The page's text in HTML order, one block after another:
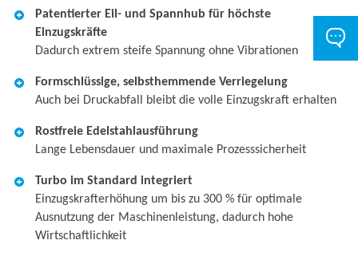
Patentierter Eil- und Spannhub für höchste
Einzugskräfte
Dadurch extrem steife Spannung ohne Vibrationen
Formschlüssige, selbsthemmende Verriegelung
Auch bei Druckabfall bleibt die volle Einzugskraft erhalten
Rostfreie Edelstahlausführung
Lange Lebensdauer und maximale Prozesssicherheit
Turbo im Standard integriert
Einzugskrafterhöhung um bis zu 300 % für optimale
Ausnutzung der Maschinenleistung, dadurch hohe
Wirtschaftlichkeit